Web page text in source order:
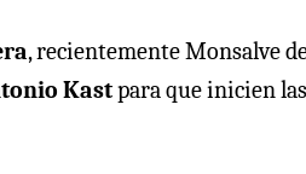
, recientemente Monsalve
Kastpara que inicien